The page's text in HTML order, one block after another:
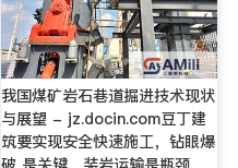
我国煤矿岩石巷道掘进技术现状
与展望 - jz.docin.com豆丁建
筑要实现安全快速施工，钻眼爆